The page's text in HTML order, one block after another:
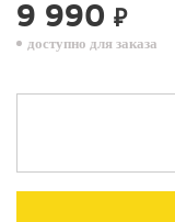
9 990 ₽
доступно для заказа